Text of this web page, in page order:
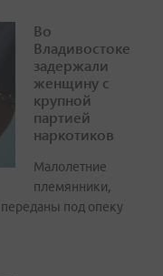
Во
Владивостоке
задержали
женщину с
крупной
партией
наркотиков
Малолетние
племянники,
под опеку